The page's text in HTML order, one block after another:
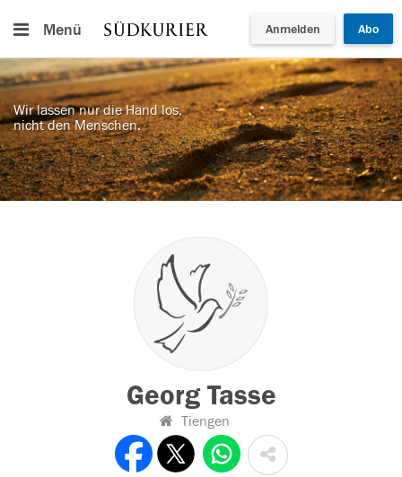
Menü Anmelden Abo
Wir lassen nur die Hand los,
nicht den Menschen.
Georg Tasse
Tiengen